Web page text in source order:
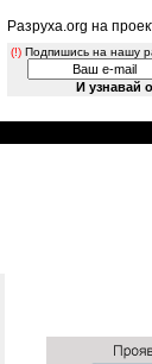
Разруха.org на
(!)Подпишись на нашу
И узнавай